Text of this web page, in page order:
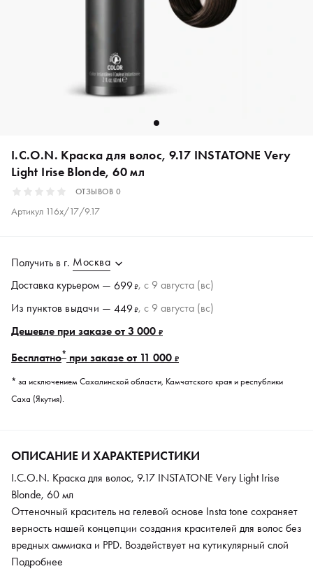
I.C.O.N. Краска для волос, 9.17 INSTАTONE Very
Light Irise Blonde, 60 мл
ОТЗЫВОВ 0
Артикул 116x/17/9.17
Получить в г. Москва
Доставка курьером — 699₽, c 9 августа (вс)
Из пунктов выдачи — 449₽, c 9 августа (вс)
Дешевле при заказе от 3 000 ₽
Бесплатно* при заказе от 11 000 ₽
* за исключением Сахалинской области, Камчатского края и республики
Саха (Якутия).
ОПИСАНИЕ И ХАРАКТЕРИСТИКИ
I.C.O.N. Краска для волос, 9.17 INSTАTONE Very Light Irise
Blonde, 60 мл
Оттеночный краситель на гелевой основе Insta tone сохраняет
верность нашей концепции создания красителей для волос без
вредных аммиака и PPD. Воздействует на кутикулярный слой
волос, делая их более плотными, создавая идеальный цвет и
Подробнее